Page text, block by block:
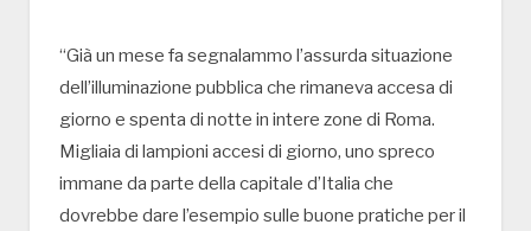
“Già un mese fa segnalammo l’assurda situazione
dell’illuminazione pubblica che rimaneva accesa di
giorno e spenta di notte in intere zone di Roma.
Migliaia di lampioni accesi di giorno, uno spreco
immane da parte della capitale d’Italia che
dovrebbe dare l’esempio sulle buone pratiche per il